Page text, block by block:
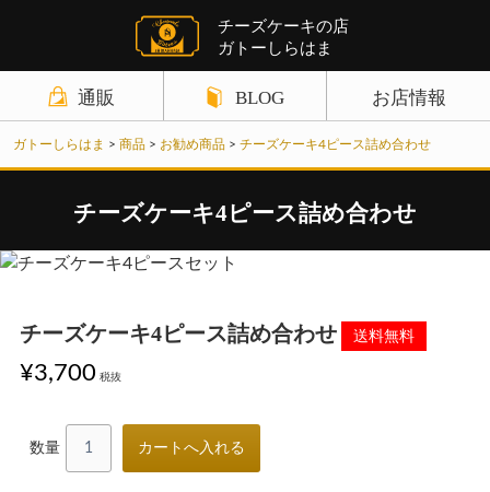
チーズケーキの店
ガトーしらはま
通販 BLOG お店情報
商品カテゴリ
野菜ケーキ
クッキーその他
お買い物ガイド
ギフト関連の記事
チーズケーキ関連の記事
パウンドケーキ関連の記事
クッキー関連の記事
店舗案内
サイトポリシー
ガトーしらはま > 商品 > お勧め商品 > チーズケーキ4ピース詰め合わせ
チーズケーキ4ピース詰め合わせ
チーズケーキ4ピース詰め合わせ
¥3,700 税抜
数量